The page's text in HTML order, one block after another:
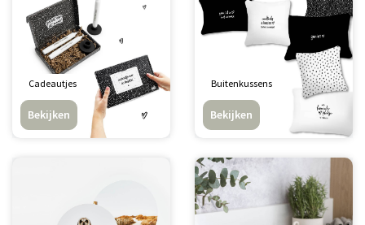
Cadeautjes
Bekijken
Buitenkussens
Bekijken